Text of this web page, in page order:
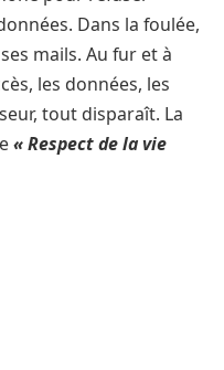
Dans la foulée,
mails. Au fur et à
les données, les
tout disparaît. La
« Respect de la vie